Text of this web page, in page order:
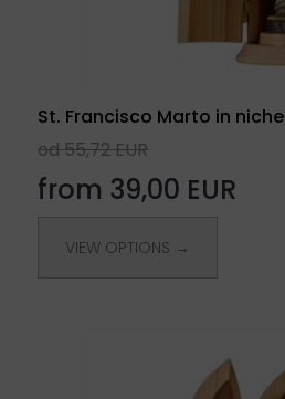
St. Francisco Marto in niche
od 55,72 EUR
from 39,00 EUR
VIEW OPTIONS →